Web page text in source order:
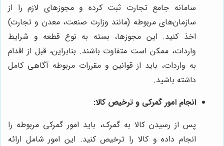
سامانه جامع تجارت ثبت کرده و مجوزهای لازم را از
سازمان‌های مربوطه (مانند وزارت صنعت، معدن و تجارت)
اخذ کنید. این مجوزها، بسته به نوع قطعه و شرایط
واردات، ممکن است متفاوت باشند. بنابراین، قبل از اقدام
به واردات، باید از قوانین و مقررات مربوطه آگاهی کامل
داشته باشید.
انجام امور گمرکی و ترخیص کالا:
پس از رسیدن کالا به گمرک، باید امور گمرکی مربوطه را
انجام داده و کالا را ترخیص کنید. این امور شامل ارائه